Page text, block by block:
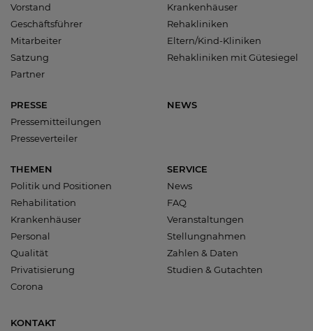
Vorstand
Geschäftsführer
Mitarbeiter
Satzung
Partner
Krankenhäuser
Rehakliniken
Eltern/Kind-Kliniken
Rehakliniken mit Gütesiegel
PRESSE
Pressemitteilungen
Presseverteiler
NEWS
THEMEN
Politik und Positionen
Rehabilitation
Krankenhäuser
Personal
Qualität
Privatisierung
Corona
SERVICE
News
FAQ
Veranstaltungen
Stellungnahmen
Zahlen & Daten
Studien & Gutachten
KONTAKT